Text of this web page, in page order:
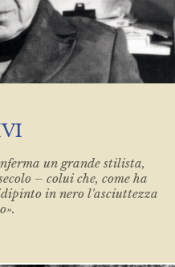
un grande stilista,
– colui che, come ha
in nero l'asciuttezza